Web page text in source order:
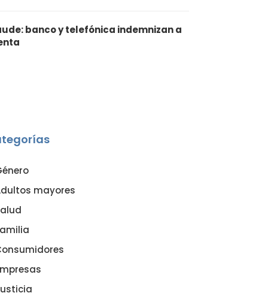
banco y telefónica indemnizan a
mayores